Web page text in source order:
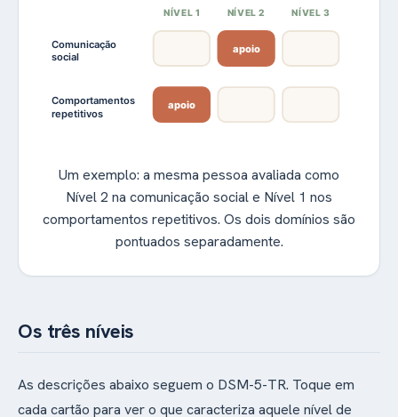
NÍVEL 1 NÍVEL 2 NÍVEL 3
Comunicação
social
apoio
Comportamentos
repetitivos
apoio
Um exemplo: a mesma pessoa avaliada como
Nível 2 na comunicação social e Nível 1 nos
comportamentos repetitivos. Os dois domínios são
pontuados separadamente.
Os três níveis
As descrições abaixo seguem o DSM-5-TR. Toque em
cada cartão para ver o que caracteriza aquele nível de